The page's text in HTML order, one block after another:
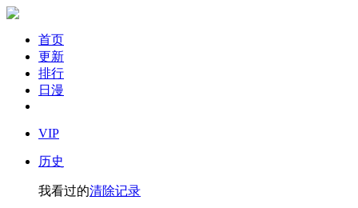
首页
更新
排行
日漫
VIP
历史
我看过的清除记录